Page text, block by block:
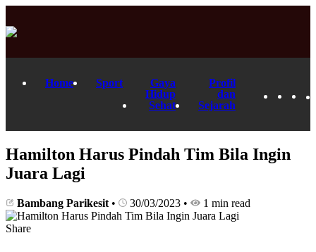
Home Sport
Gaya
Hidup
Sehat
Profil
dan
Sejarah
Hamilton Harus Pindah Tim Bila Ingin
Juara Lagi
Bambang Parikesit • 30/03/2023 • 1 min read
Share